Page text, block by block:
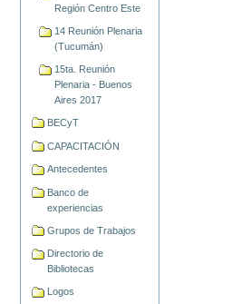
Región Centro Este
14 Reunión Plenaria
(Tucumán)
15ta. Reunión
Plenaria - Buenos
Aires 2017
BECyT
CAPACITACIÓN
Antecedentes
Banco de
experiencias
Grupos de Trabajos
Directorio de
Bibliotecas
Logos